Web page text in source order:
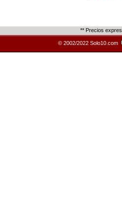
** Precios
© 2002/2022 Solo10.com